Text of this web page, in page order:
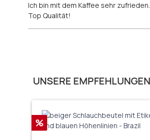
Ich bin mit dem Kaffee sehr zufrieden.
Top Qualität!
Produktgalerie überspringen
UNSERE
Rabatt
%